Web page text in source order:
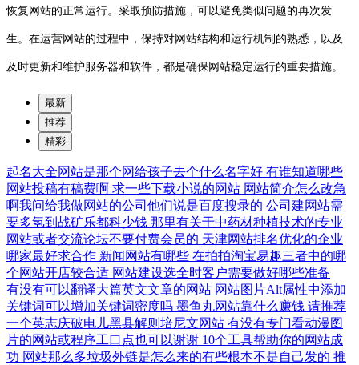
恢复网站的正常运行。采取预防措施，可以避免类似问题的再次发
生。在运营网站的过程中，保持对网站结构和运行机制的熟悉，以及
及时更新和维护服务器和软件，都是确保网站稳定运行的重要措施。
最新
推荐
精彩
起名大全网站是那个网给孩子去个什么名字好 有谁知道哪些
网站投稿有稿费啊 求一些下载小说的网站 网站简介怎么改急
啊我问给我做网站的公司他们说是百度搜录的 公司建网站需
要多氢到战矿乐都科少钱 那里有关于中药材种植技术的专业
网站或者交流论坛不要付费会员的 天津网站排名优化的企业
哪家最好求合作 新闻网站有哪些 在拍拍淘宝易趣三者中的哪
个网站开店较合适 网站建设选全时客户需要做好哪些准备
有没有可以翻译大篇英文文章的网站 网站图片Alt属性中添加
关键词可以增加关键词密度吗 墨鱼丸网站靠什么赚钱 请推荐
一个英志庆破电儿黑县解则培尼文网站 有没有专门看动漫图
片的网站或程序工口点也可以谢谢 10个工具帮助你的网站成
功 网站那么多垃圾外链是怎么来的有些根本不是自己发的 推